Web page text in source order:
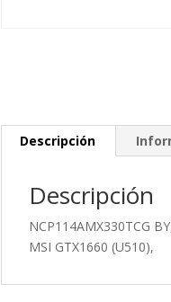
Descripción
Descripción
NCP114AMX330TCG
MSI GTX1660 (U510),